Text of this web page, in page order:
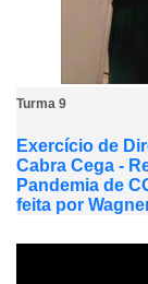
Turma 9
Exercício de
Cabra Cega -
Pandemia de
feita por